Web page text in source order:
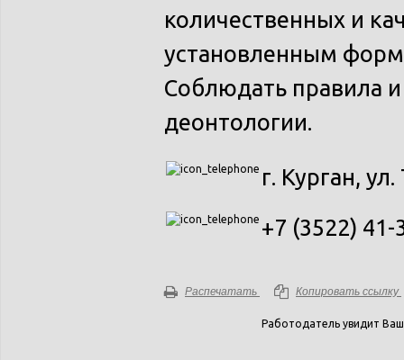
количественных и
установленным
Соблюдать правила
деонтологии.
г. Курган,
+7 (3522) 41-
Распечатать Копировать ссылку
Работодатель увидит